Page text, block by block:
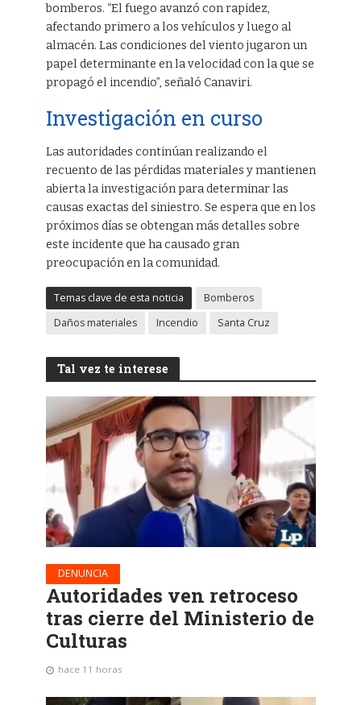
bomberos. “El fuego avanzó con rapidez,
afectando primero a los vehículos y luego al
almacén. Las condiciones del viento jugaron un
papel determinante en la velocidad con la que se
propagó el incendio”, señaló Canaviri.
Investigación en curso
Las autoridades continúan realizando el
recuento de las pérdidas materiales y mantienen
abierta la investigación para determinar las
causas exactas del siniestro. Se espera que en los
próximos días se obtengan más detalles sobre
este incidente que ha causado gran
preocupación en la comunidad.
Temas clave de esta noticia
Bomberos
Daños materiales
Incendio Santa Cruz
Tal vez te interese
DENUNCIA
Autoridades ven retroceso
tras cierre del Ministerio de
Culturas
hace 11 horas